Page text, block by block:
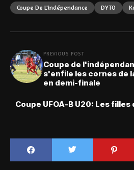
Coupe De L'indépendance DYTO
PREVIOUS POST
Coupe de
s'enfile les cornes de
en demi-finale
Coupe UFOA-B U20: Les filles